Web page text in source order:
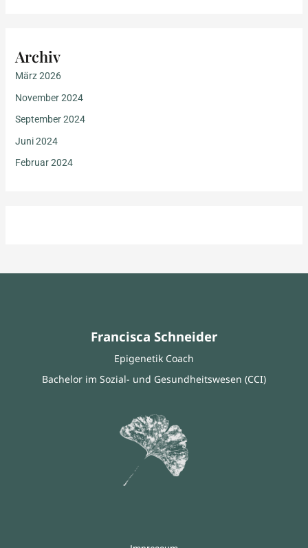
Archiv
März 2026
November 2024
September 2024
Juni 2024
Februar 2024
Francisca Schneider
Epigenetik Coach
Bachelor im Sozial- und Gesundheitswesen (CCI)